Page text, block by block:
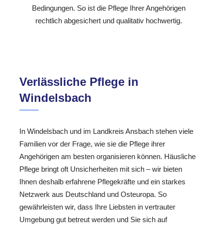
Bedingungen. So ist die Pflege Ihrer Angehörigen
rechtlich abgesichert und qualitativ hochwertig.
Verlässliche Pflege in
Windelsbach
In Windelsbach und im Landkreis Ansbach stehen viele
Familien vor der Frage, wie sie die Pflege ihrer
Angehörigen am besten organisieren können. Häusliche
Pflege bringt oft Unsicherheiten mit sich – wir bieten
Ihnen deshalb erfahrene Pflegekräfte und ein starkes
Netzwerk aus Deutschland und Osteuropa. So
gewährleisten wir, dass Ihre Liebsten in vertrauter
Umgebung gut betreut werden und Sie sich auf